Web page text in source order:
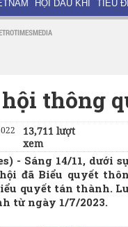
HỘI DẦU KHÍ TIÊU
thông
13,711 lượt
xem
- Sáng 14/11, dưới
đã Biểu quyết
quyết tán thành.
từ ngày 1/7/2023.